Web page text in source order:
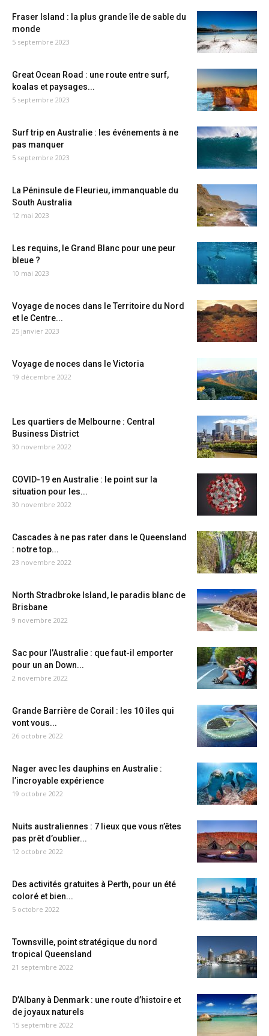
Fraser Island : la plus grande île de sable du
monde
5 septembre 2023
Great Ocean Road : une route entre surf,
koalas et paysages...
5 septembre 2023
Surf trip en Australie : les événements à ne
pas manquer
5 septembre 2023
La Péninsule de Fleurieu, immanquable du
South Australia
12 mai 2023
Les requins, le Grand Blanc pour une peur
bleue ?
10 mai 2023
Voyage de noces dans le Territoire du Nord
et le Centre...
25 janvier 2023
Voyage de noces dans le Victoria
19 décembre 2022
Les quartiers de Melbourne : Central
Business District
30 novembre 2022
COVID-19 en Australie : le point sur la
situation pour les...
30 novembre 2022
Cascades à ne pas rater dans le Queensland
: notre top...
23 novembre 2022
North Stradbroke Island, le paradis blanc de
Brisbane
9 novembre 2022
Sac pour l’Australie : que faut-il emporter
pour un an Down...
2 novembre 2022
Grande Barrière de Corail : les 10 îles qui
vont vous...
26 octobre 2022
Nager avec les dauphins en Australie :
l’incroyable expérience
19 octobre 2022
Nuits australiennes : 7 lieux que vous n’êtes
pas prêt d’oublier...
12 octobre 2022
Des activités gratuites à Perth, pour un été
coloré et bien...
5 octobre 2022
Townsville, point stratégique du nord
tropical Queensland
21 septembre 2022
D’Albany à Denmark : une route d’histoire et
de joyaux naturels
15 septembre 2022